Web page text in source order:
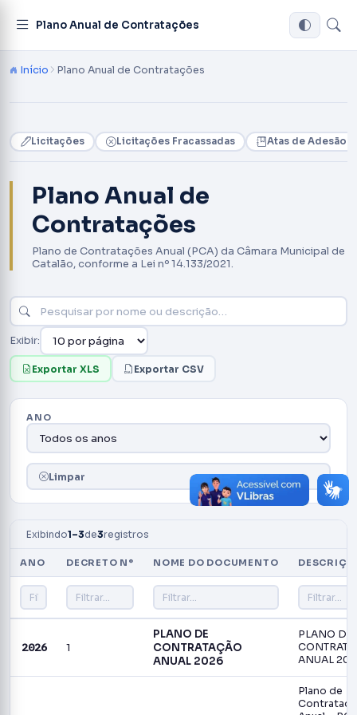
Plano Anual de Contratações
Início Plano Anual de Contratações
Licitações Licitações Fracassadas Atas de Adesão —
Plano Anual de
Contratações
Plano de Contratações Anual (PCA) da Câmara Municipal de
Catalão, conforme a Lei nº 14.133/2021.
Exibir:
Exportar XLS Exportar CSV
ANO
Limpar
Exibindo1–3de3registros
ANO DECRETO N° NOME DO DOCUMENTO
2026 1
PLANO DE
CONTRATAÇÃO
ANUAL 2026
PLANO DE
ANUAL
Plano de